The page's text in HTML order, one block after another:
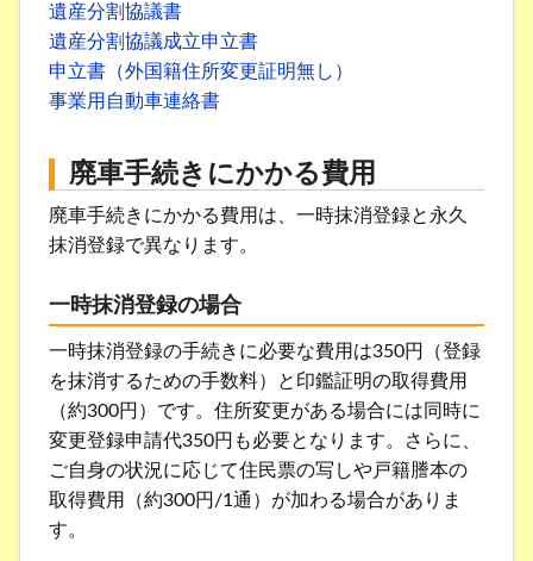
遺産分割協議書
遺産分割協議成立申立書
申立書（外国籍住所変更証明無し）
事業用自動車連絡書
廃車手続きにかかる費用
廃車手続きにかかる費用は、一時抹消登録と永久
抹消登録で異なります。
一時抹消登録の場合
一時抹消登録の手続きに必要な費用は350円（登録
を抹消するための手数料）と印鑑証明の取得費用
（約300円）です。住所変更がある場合には同時に
変更登録申請代350円も必要となります。さらに、
ご自身の状況に応じて住民票の写しや戸籍謄本の
取得費用（約300円/1通）が加わる場合がありま
す。